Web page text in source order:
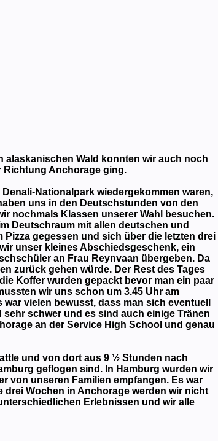
Wald konnten wir auch noch
Richtung Anchorage ging.
Nationalpark wiedergekommen waren,
uns in den Deutschstunden von den
nochmals Klassen unserer Wahl besuchen.
Deutschraum mit allen deutschen und
gegessen und sich über die letzten drei
unser kleines Abschiedsgeschenk, ein
an Frau Reynvaan übergeben. Da
zurück gehen würde. Der Rest des Tages
Koffer wurden gepackt bevor man ein paar
wir uns schon um 3.45 Uhr am
vielen bewusst, dass man sich eventuell
schwer und es sind auch einige Tränen
an der Service High School und genau
und von dort aus 9 ½ Stunden nach
geflogen sind. In Hamburg wurden wir
von unseren Familien empfangen. Es war
drei Wochen in Anchorage werden wir nicht
Erlebnissen und wir alle